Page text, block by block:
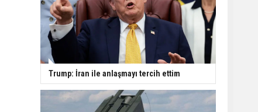
Trump: İran ile anlaşmayı tercih ettim